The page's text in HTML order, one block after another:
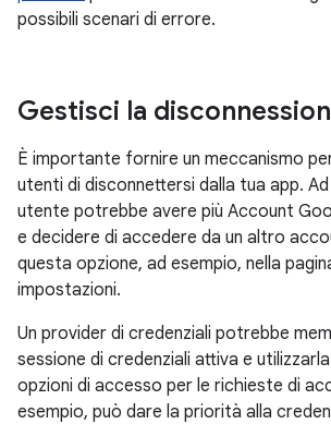
possibili scenari di errore.
Gestisci la
È importante fornire un meccanismo
utenti di disconnettersi dalla tua app.
utente potrebbe avere più Account
e decidere di accedere da un altro
questa opzione, ad esempio, nella
impostazioni.
Un provider di credenziali potrebbe
sessione di credenziali attiva e
opzioni di accesso per le richieste di
esempio, può dare la priorità alla